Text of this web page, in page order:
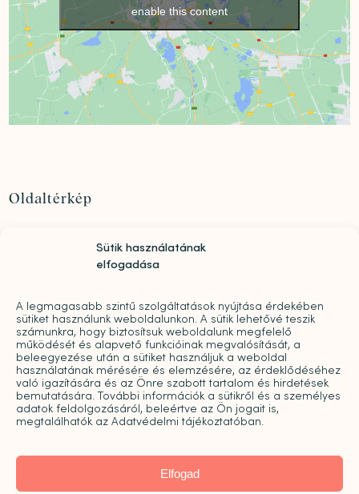
Sütik használatának
elfogadása
A legmagasabb szintű szolgáltatások nyújtása érdekében
sütiket használunk weboldalunkon. A sütik lehetővé teszik
számunkra, hogy biztosítsuk weboldalunk megfelelő
működését és alapvető funkcióinak megvalósítását, a
beleegyezése után a sütiket használjuk a weboldal
használatának mérésére és elemzésére, az érdeklődéséhez
való igazítására és az Önre szabott tartalom és hirdetések
bemutatására. További információk a sütikről és a személyes
adatok feldolgozásáról, beleértve az Ön jogait is,
megtalálhatók az Adatvédelmi tájékoztatóban.
Elfogad
enable this content
Oldaltérkép
Szolgáltatások
díjazására
Sajtó
Pro bono
Árak
Kapcsolat
Galéria
Karrier